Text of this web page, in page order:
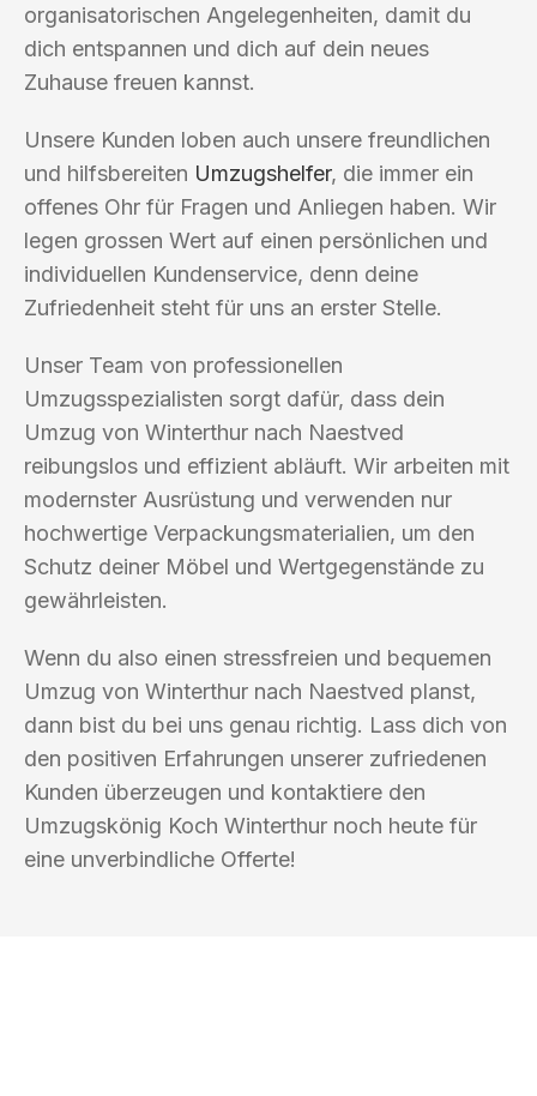
organisatorischen Angelegenheiten, damit du
dich entspannen und dich auf dein neues
Zuhause freuen kannst.
Unsere Kunden loben auch unsere freundlichen
und hilfsbereiten Umzugshelfer, die immer ein
offenes Ohr für Fragen und Anliegen haben. Wir
legen grossen Wert auf einen persönlichen und
individuellen Kundenservice, denn deine
Zufriedenheit steht für uns an erster Stelle.
Unser Team von professionellen
Umzugsspezialisten sorgt dafür, dass dein
Umzug von Winterthur nach Naestved
reibungslos und effizient abläuft. Wir arbeiten mit
modernster Ausrüstung und verwenden nur
hochwertige Verpackungsmaterialien, um den
Schutz deiner Möbel und Wertgegenstände zu
gewährleisten.
Wenn du also einen stressfreien und bequemen
Umzug von Winterthur nach Naestved planst,
dann bist du bei uns genau richtig. Lass dich von
den positiven Erfahrungen unserer zufriedenen
Kunden überzeugen und kontaktiere den
Umzugskönig Koch Winterthur noch heute für
eine unverbindliche Offerte!